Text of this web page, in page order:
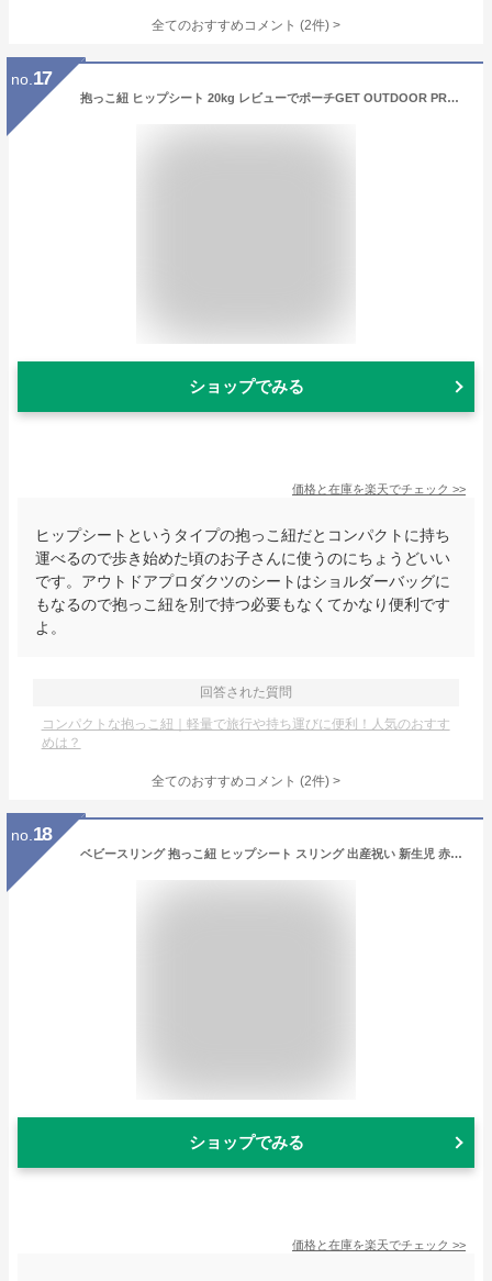
全てのおすすめコメント (2件) >
no. 17
抱っこ紐 ヒップシート 20kg レビューでポーチGET OUTDOOR PRODUCTS アウトドア プロダクツ 送料無料 抱っこひも 抱っこバッグ 子供 ベビースリング ショルダーバッグ 2WAY 男女兼用 大容量 軽量
ショップでみる
価格と在庫を楽天でチェック >>
ヒップシートというタイプの抱っこ紐だとコンパクトに持ち
運べるので歩き始めた頃のお子さんに使うのにちょうどいい
です。アウトドアプロダクツのシートはショルダーバッグに
もなるので抱っこ紐を別で持つ必要もなくてかなり便利です
よ。
回答された質問
コンパクトな抱っこ紐｜軽量で旅行や持ち運びに便利！人気のおすす
めは？
全てのおすすめコメント (2件) >
no. 18
ベビースリング 抱っこ紐 ヒップシート スリング 出産祝い 新生児 赤ちゃん ベビー 横抱き 抱っこひも ダイヤル 子供 女の子 男の子 男女兼用 軽量 持ち運び ギフト プレゼント
ショップでみる
価格と在庫を楽天でチェック >>